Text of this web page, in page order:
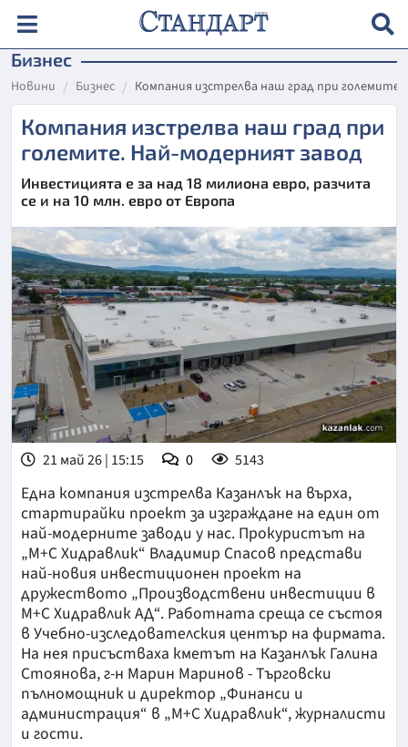
Бизнес
Новини Бизнес Компания изстрелва наш град при
Компания изстрелва наш град при
големите. Най-модерният завод
Инвестицията е за над 18 милиона евро, разчита
се и на 10 млн. евро от Европа
21 май 26 | 15:15 0 5143
Една компания изстрелва Казанлък на върха,
стартирайки проект за изграждане на един от
най-модерните заводи у нас. Прокуристът на
„М+С Хидравлик“ Владимир Спасов представи
най-новия инвестиционен проект на
дружеството „Производствени инвестиции в
М+С Хидравлик АД“. Работната среща се състоя
в Учебно-изследователския център на фирмата.
На нея присъстваха кметът на Казанлък Галина
Стоянова, г-н Марин Маринов - Търговски
пълномощник и директор „Финанси и
администрация“ в „М+С Хидравлик“, журналисти
и гости.